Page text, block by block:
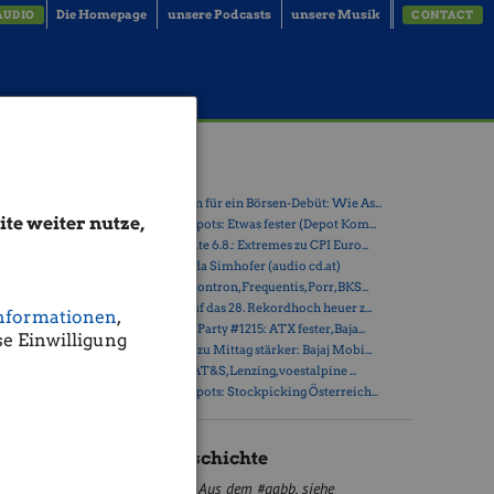
weiter nutze,
,
Einwilligung
Die Homepage unsere Podcasts unsere Musik CONTACT
Die
» Zehn Vokabeln für ein Börsen-Debüt: Wie As...
» Österreich-Depots: Etwas fester (Depot Kom...
» Börsegeschichte 6.8.: Extremes zu CPI Euro...
» Nachlese: Linda Simhofer (audio cd.at)
» PIR-News zu Kontron, Frequentis, Porr, BKS...
» ATX steuert auf das 28. Rekordhoch heuer z...
» Wiener Börse Party #1215: ATX fester, Baja...
» Wiener Börse zu Mittag stärker: Bajaj Mobi...
» ATX-Trends: AT&S, Lenzing, voestalpine ...
» Österreich-Depots: Stockpicking Österreich...
Börse Geschichte
Aus dem #gabb, siehe